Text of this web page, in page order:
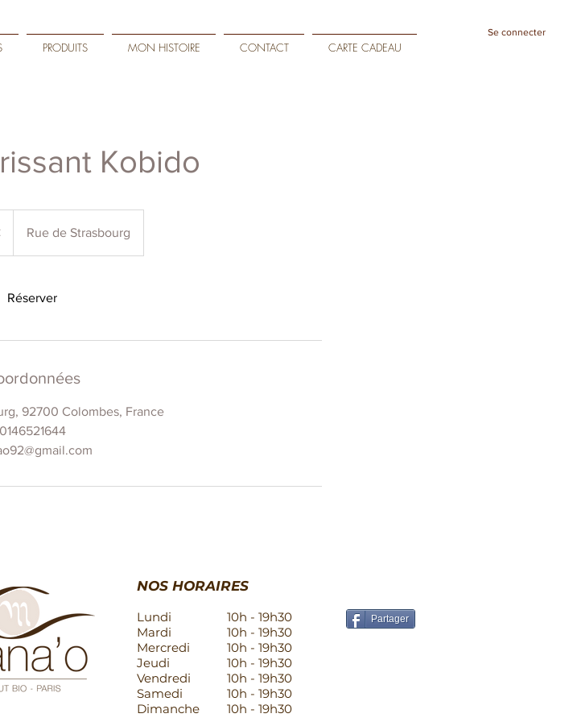
Se connecter
PRODUITS MON HISTOIRE CONTACT CARTE CADEAU
Kobido
Rue de Strasbourg
Réserver
92700 Colombes, France
0146521644
NOS HORAIRES
Lundi
Mardi
Mercredi
Jeudi
Vendredi
Samedi
Dimanche
10h - 19h30
10h - 19h30
10h - 19h30
10h - 19h30
10h - 19h30
10h - 19h30
10h - 19h30
Partager